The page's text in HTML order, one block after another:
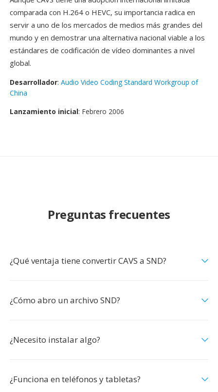
comparada con H.264 o HEVC, su importancia radica en
servir a uno de los mercados de medios más grandes del
mundo y en demostrar una alternativa nacional viable a los
estándares de codificación de vídeo dominantes a nivel
global.
Desarrollador: Audio Video Coding Standard Workgroup of
China
Lanzamiento inicial: Febrero 2006
Preguntas frecuentes
¿Qué ventaja tiene convertir CAVS a SND?
¿Cómo abro un archivo SND?
¿Necesito instalar algo?
¿Funciona en teléfonos y tabletas?